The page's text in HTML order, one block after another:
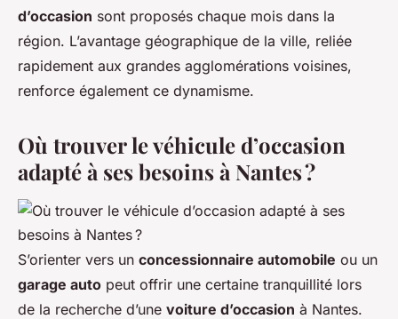
d’occasion sont proposés chaque mois dans la
région. L’avantage géographique de la ville, reliée
rapidement aux grandes agglomérations voisines,
renforce également ce dynamisme.
Où trouver le véhicule d’occasion
adapté à ses besoins à Nantes ?
S’orienter vers un concessionnaire automobile ou un
garage auto peut offrir une certaine tranquillité lors
de la recherche d’une voiture d’occasion à Nantes.